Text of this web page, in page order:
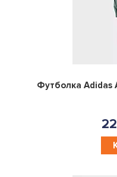
Футболка Adidas